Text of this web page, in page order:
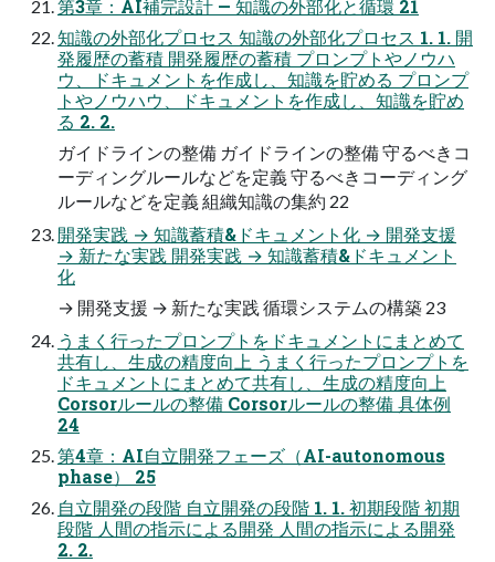
第3章：AI補完設計 — 知識の外部化と循環 21
知識の外部化プロセス 知識の外部化プロセス 1. 1. 開
発履歴の蓄積 開発履歴の蓄積 プロンプトやノウハ
ウ、ドキュメントを作成し、知識を貯める プロンプ
トやノウハウ、ドキュメントを作成し、知識を貯め
る 2. 2.
ガイドラインの整備 ガイドラインの整備 守るべきコ
ーディングルールなどを定義 守るべきコーディング
ルールなどを定義 組織知識の集約 22
開発実践 → 知識蓄積&ドキュメント化 → 開発支援
→ 新たな実践 開発実践 → 知識蓄積&ドキュメント
化
→ 開発支援 → 新たな実践 循環システムの構築 23
うまく行ったプロンプトをドキュメントにまとめて
共有し、生成の精度向上 うまく行ったプロンプトを
ドキュメントにまとめて共有し、生成の精度向上
Corsorルールの整備 Corsorルールの整備 具体例
24
第4章：AI自立開発フェーズ（AI-autonomous
phase） 25
自立開発の段階 自立開発の段階 1. 1. 初期段階 初期
段階 人間の指示による開発 人間の指示による開発
2. 2.